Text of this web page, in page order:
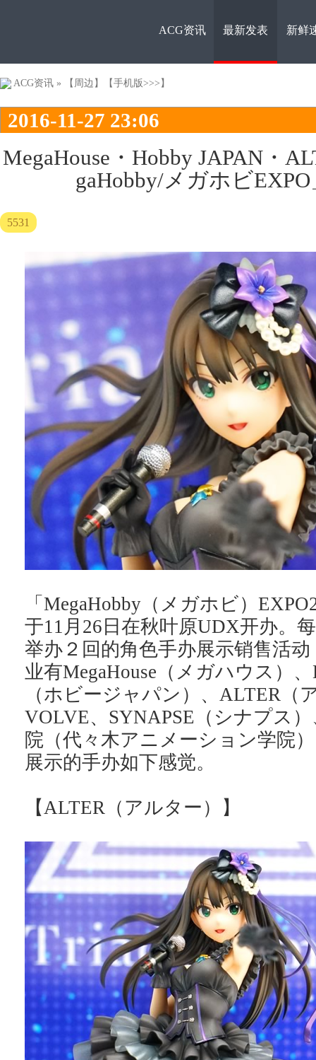
ACG资
ACG资讯 最新发表 新鲜
ACG资讯 » 【周边】 【手机版>>>】
2016-11-27 23:06
MegaHouse・Hobby JAPAN・
gaHobby/メガホビ
5531
「MegaHobby（メガホビ）
于11月26日在秋叶原UDX开办。
举办２回的角色手办展示销售活
业有MegaHouse（メガハウス）
（ホビージャパン）、ALTER（
VOLVE、SYNAPSE（シナプス
院（代々木アニメーション学院
展示的手办如下感觉。
【ALTER（アルター）】